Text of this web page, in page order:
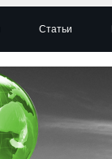
Статьи